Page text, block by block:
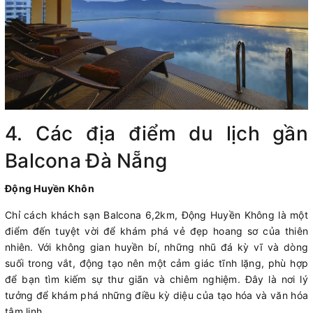
4. Các địa điểm du lịch gần
Balcona Đà Nẵng
Động Huyền Khôn
Chỉ cách khách sạn Balcona 6,2km, Động Huyền Không là một
điểm đến tuyệt vời để khám phá vẻ đẹp hoang sơ của thiên
nhiên. Với không gian huyền bí, những nhũ đá kỳ vĩ và dòng
suối trong vắt, động tạo nên một cảm giác tĩnh lặng, phù hợp
để bạn tìm kiếm sự thư giãn và chiêm nghiệm. Đây là nơi lý
tưởng để khám phá những điều kỳ diệu của tạo hóa và văn hóa